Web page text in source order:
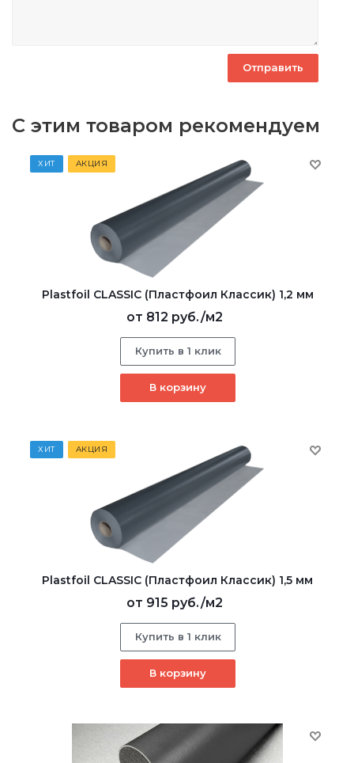
С этим товаром рекомендуем
ХИТ АКЦИЯ
Plastfoil CLASSIC (Пластфоил Классик) 1,2 мм
от 812 руб./м2
Купить в 1 клик
В корзину
ХИТ АКЦИЯ
Plastfoil CLASSIC (Пластфоил Классик) 1,5 мм
от 915 руб./м2
Купить в 1 клик
В корзину